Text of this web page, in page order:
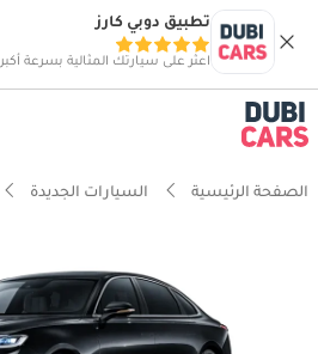
تطبيق دوبي كارز
اعثر على سيارتك المثالية بسرعة أكبر
الصفحة الرئيسية السيارات الجديدة